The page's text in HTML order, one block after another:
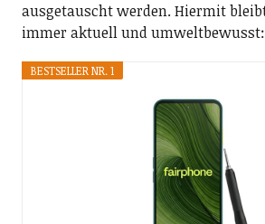
ausgetauscht werden. Hiermit
immer aktuell und umweltbewusst:
BESTSELLER NR. 1